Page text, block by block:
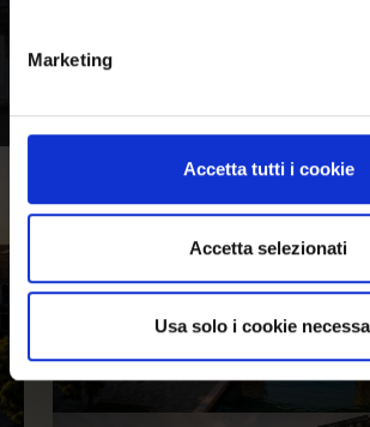
Marketing
Accetta tutti i cookie
Accetta selezionati
Usa solo i cookie